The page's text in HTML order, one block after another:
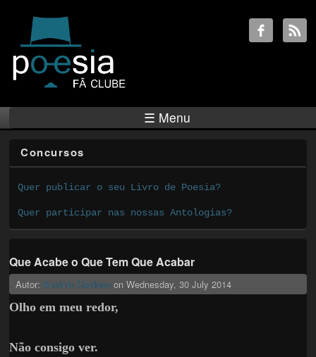
☰ Menu
Concursos
Quer publicar o seu Livro de Poesia?
Quer participar nas nossas Antologias?
Que Acabe o Que Tem Que Acabar
Autor:António Cardoso onWednesday, 30 July 2014
Olho em meu redor,
Não consigo ver.